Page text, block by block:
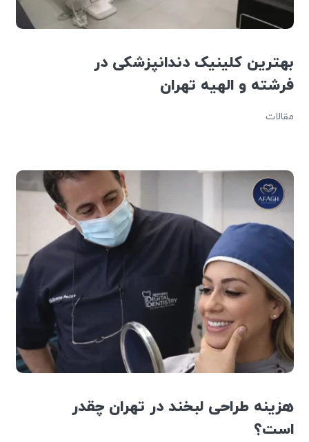
بهترین کلینیک دندانپزشکی در
فرشته و الهیه تهران
مقالات
هزینه طراحی لبخند در تهران چقدر
است؟